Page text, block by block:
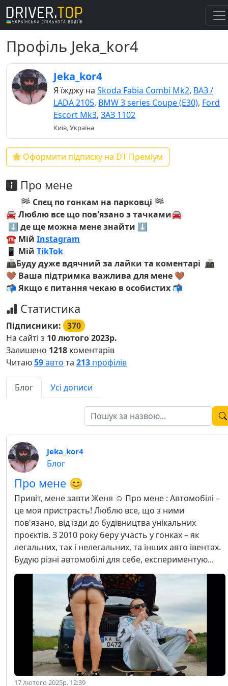
Профіль Jeka_kor4
Jeka_kor4
Я їжджу на Skoda Fabia Combi Mk2, ВАЗ /
LADA 2105, BMW 3 series Coupe (E30), Ford
Escort Mk3, ЗАЗ 1102
Київ, Україна
Оформити підписку на DT Преміум
Про мене
🏁 Спєц по гонкам на парковці 🏁
🚘 Люблю все що пов'язано з тачками🚘
⬇️ де ще можна мене знайти ⬇️
☎️ Мій Instagram
📱 Мій TikTok
📠Буду дуже вдячний за лайки та коментарі 📠
🤎 Ваша підтримка важлива для мене 🤎
📬 Якщо є питання чекаю в особистих 📬
Статистика
Підписники: 370
На сайті з 10 лютого 2023р.
Залишено 1218 коментарів
Читаю59авто та 213 профілів
Блог Усі дописи
Jeka_kor4
Блог
Про мене 😊
Привіт, мене завти Женя ☺️ Про мене : Автомобілі –
це моя пристрасть! Люблю все, що з ними
пов'язано, від їзди до будівництва унікальних
проєктів. З 2010 року беру участь у гонках – як
легальних, так і нелегальних, та інших авто івентах.
Будую різні автомобілі для себе, експериментую...
17 лютого 2025р. 12:39